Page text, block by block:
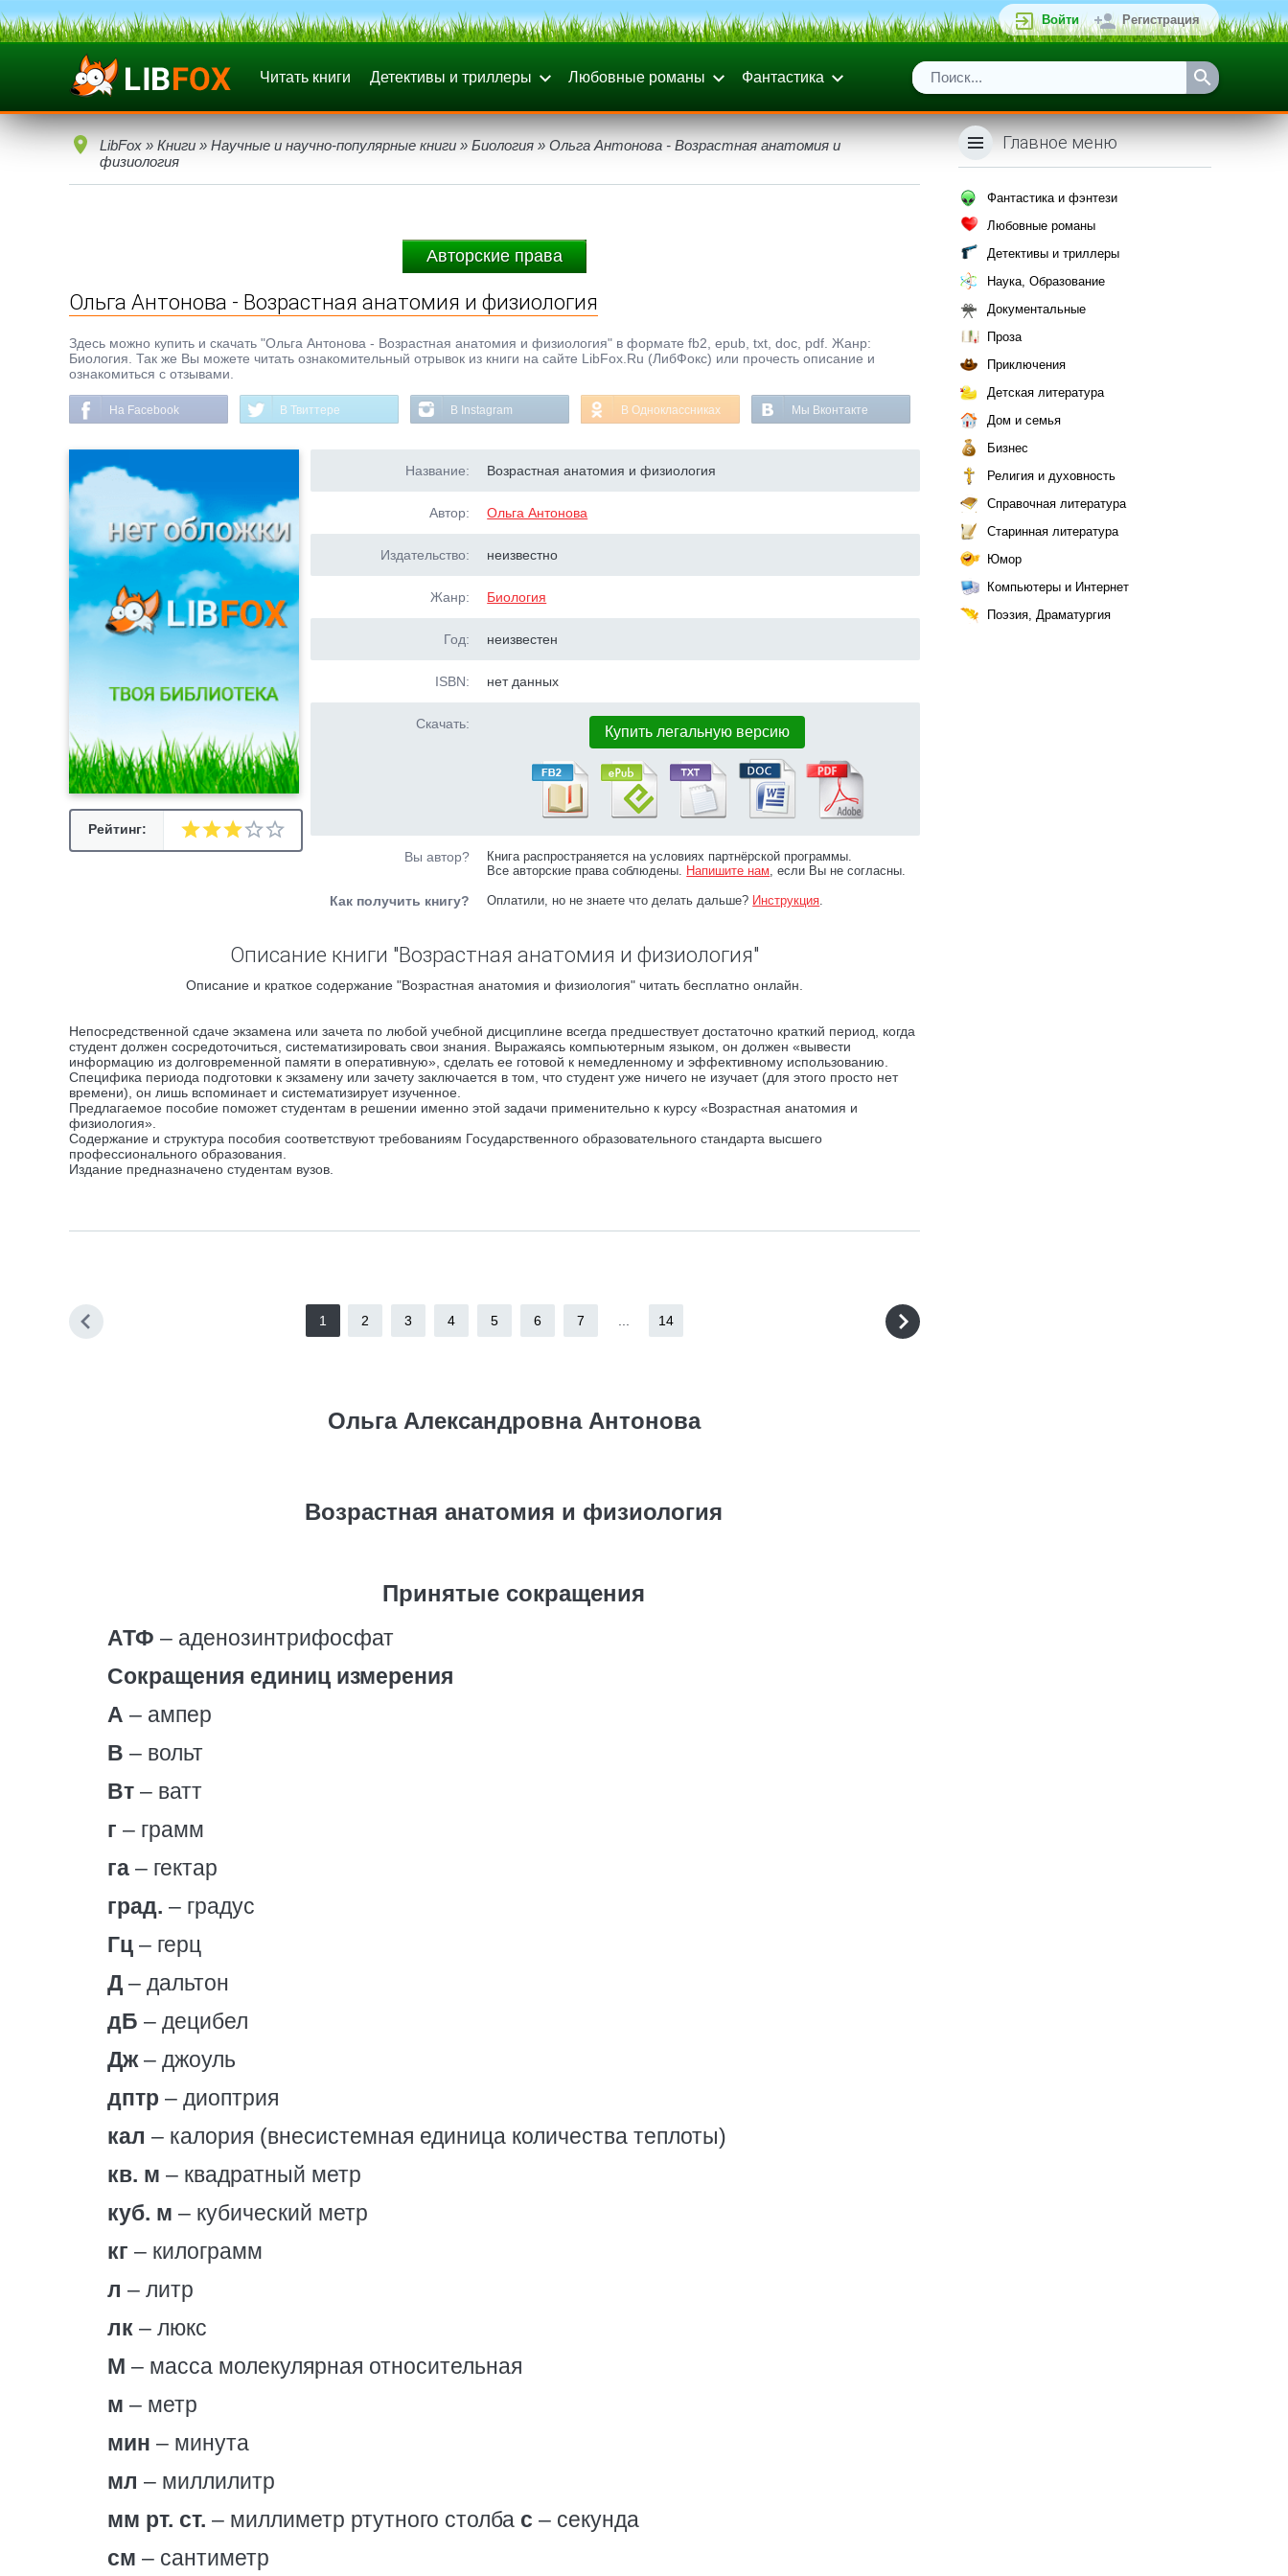
Войти Регистрация
Читать книги Детективы и триллеры Любовные романы Фантастика
LibFox » Книги » Научные и научно-популярные книги » Биология » Ольга Антонова - Возрастная анатомия и
физиология
Авторские права
Ольга Антонова - Возрастная анатомия и физиология
Здесь можно купить и скачать "Ольга Антонова - Возрастная анатомия и физиология" в формате fb2, epub, txt, doc, pdf. Жанр:
Биология. Так же Вы можете читать ознакомительный отрывок из книги на сайте LibFox.Ru (ЛибФокс) или прочесть описание и
ознакомиться с отзывами.
На Facebook В Твиттере В Instagram В Одноклассниках Мы Вконтакте
Рейтинг:
Название: Возрастная анатомия и физиология
Автор: Ольга Антонова
Издательство: неизвестно
Жанр: Биология
Год: неизвестен
ISBN: нет данных
Скачать: Купить легальную версию
Вы автор?
Книга распространяется на условиях партнёрской программы.
Все авторские права соблюдены. Напишите нам, если Вы не согласны.
Как получить книгу? Оплатили, но не знаете что делать дальше? Инструкция.
Описание книги "Возрастная анатомия и физиология"
Описание и краткое содержание "Возрастная анатомия и физиология" читать бесплатно онлайн.
Непосредственной сдаче экзамена или зачета по любой учебной дисциплине всегда предшествует достаточно краткий период, когда
студент должен сосредоточиться, систематизировать свои знания. Выражаясь компьютерным языком, он должен «вывести
информацию из долговременной памяти в оперативную», сделать ее готовой к немедленному и эффективному использованию.
Специфика периода подготовки к экзамену или зачету заключается в том, что студент уже ничего не изучает (для этого просто нет
времени), он лишь вспоминает и систематизирует изученное.
Предлагаемое пособие поможет студентам в решении именно этой задачи применительно к курсу «Возрастная анатомия и
физиология».
Содержание и структура пособия соответствуют требованиям Государственного образовательного стандарта высшего
профессионального образования.
Издание предназначено студентам вузов.
1 2 3 4 5 6 7 14
Ольга Александровна Антонова
Возрастная анатомия и физиология
Принятые сокращения
АТФ – аденозинтрифосфат
Сокращения единиц измерения
А – ампер
В – вольт
Вт – ватт
г – грамм
га – гектар
град. – градус
Гц – герц
Д – дальтон
дБ – децибел
Дж– джоуль
дптр – диоптрия
кал – калория (внесистемная единица количества теплоты)
кв. м – квадратный метр
куб. м – кубический метр
кг – килограмм
л – литр
лк – люкс
М – масса молекулярная относительная
м – метр
мин – минута
мл – миллилитр
мм рт. ст. – миллиметр ртутного столба с – секунда
см – сантиметр
Главное меню
Фантастика и фэнтези
Любовные романы
Детективы и триллеры
Наука, Образование
Документальные
Проза
Приключения
Детская литература
Дом и семья
Бизнес
Религия и духовность
Справочная литература
Старинная литература
Юмор
Компьютеры и Интернет
Поэзия, Драматургия